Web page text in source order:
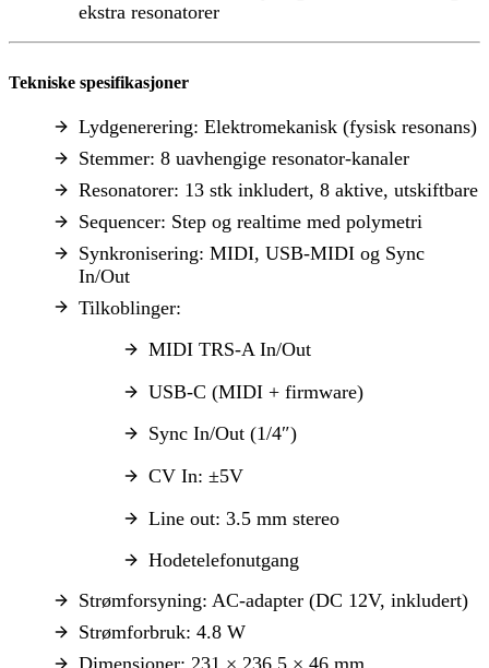
ekstra resonatorer
Tekniske spesifikasjoner
Lydgenerering: Elektromekanisk (fysisk resonans)
Stemmer: 8 uavhengige resonator-kanaler
Resonatorer: 13 stk inkludert, 8 aktive, utskiftbare
Sequencer: Step og realtime med polymetri
Synkronisering: MIDI, USB-MIDI og Sync
In/Out
Tilkoblinger:
MIDI TRS-A In/Out
USB-C (MIDI + firmware)
Sync In/Out (1/4″)
CV In: ±5V
Line out: 3.5 mm stereo
Hodetelefonutgang
Strømforsyning: AC-adapter (DC 12V, inkludert)
Strømforbruk: 4.8 W